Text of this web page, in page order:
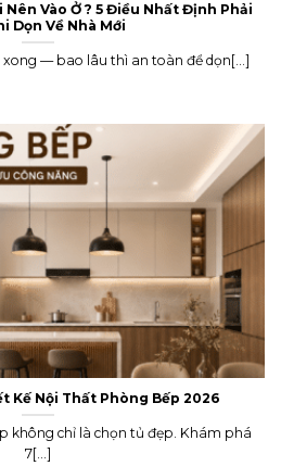
Nên Vào Ở ? 5 Điều Nhất Định Phải
Dọn Về Nhà Mới
xong — bao lâu thì an toàn để dọn[...]
Kế Nội Thất Phòng Bếp 2026
không chỉ là chọn tủ đẹp. Khám phá
7[...]